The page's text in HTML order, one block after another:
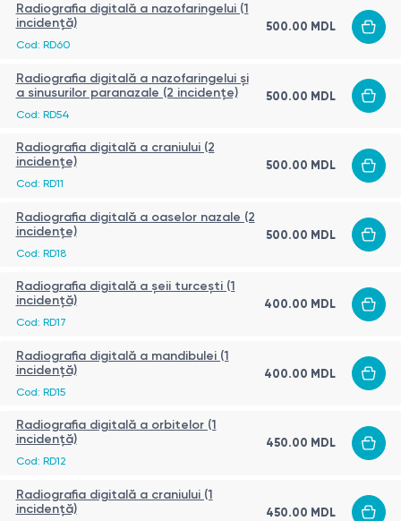
Radiografia digitală a nazofaringelui (1
incidență)
Cod: RD60
500.00 MDL
Radiografia digitală a nazofaringelui și
a sinusurilor paranazale (2 incidențe)
Cod: RD54
500.00 MDL
Radiografia digitală a craniului (2
incidențe)
Cod: RD11
500.00 MDL
Radiografia digitală a oaselor nazale (2
incidențe)
Cod: RD18
500.00 MDL
Radiografia digitală a șeii turcești (1
incidență)
Cod: RD17
400.00 MDL
Radiografia digitală a mandibulei (1
incidență)
Cod: RD15
400.00 MDL
Radiografia digitală a orbitelor (1
incidență)
Cod: RD12
450.00 MDL
Radiografia digitală a craniului (1
incidență)
450.00 MDL